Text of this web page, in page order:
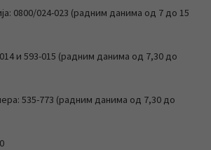
0800/024-023 (радним данима од 7 до 15
и 593-015 (радним данима од 7,30 до
535-773 (радним данима од 7,30 до